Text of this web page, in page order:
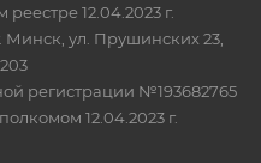
12.04.2023 г.
Минск, ул. Прушинских 23,
регистрации №193682765
12.04.2023 г.